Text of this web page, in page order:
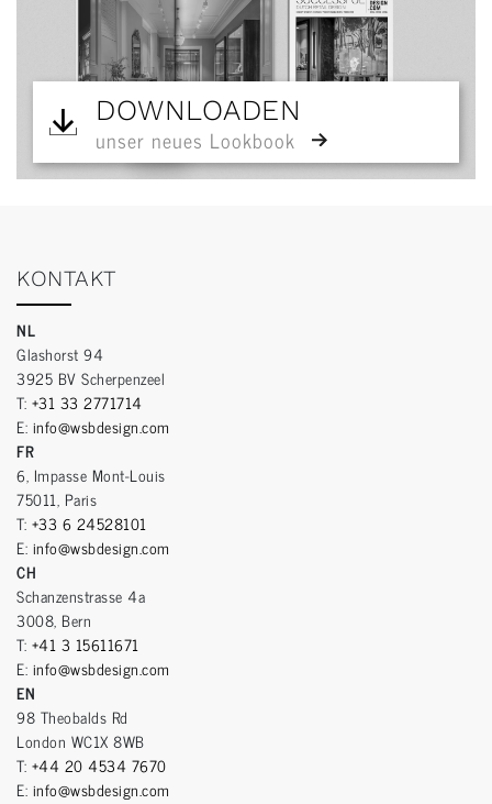
DOWNLOADEN
unser neues Lookbook
KONTAKT
NL
Glashorst 94
3925 BV Scherpenzeel
T: +31 33 2771714
E: info@wsbdesign.com
FR
6, Impasse Mont-Louis
75011, Paris
T: +33 6 24528101
E: info@wsbdesign.com
CH
Schanzenstrasse 4a
3008, Bern
T: +41 3 15611671
E: info@wsbdesign.com
EN
98 Theobalds Rd
London WC1X 8WB
T: +44 20 4534 7670
E: info@wsbdesign.com